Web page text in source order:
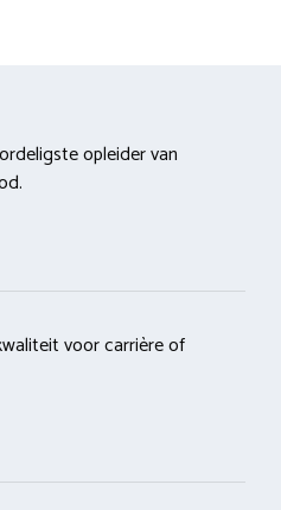
opleider van
voor carrière of